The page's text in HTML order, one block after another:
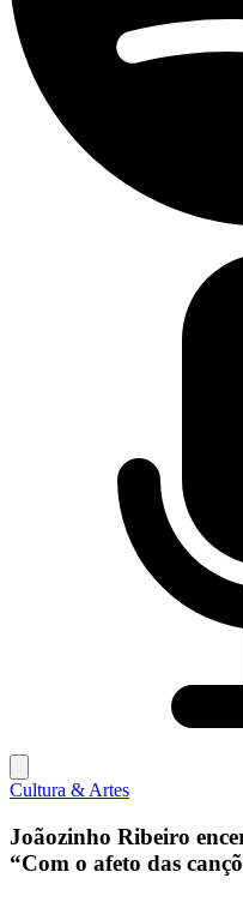
Cultura & Artes
Joãozinho Ribeiro
“Com o afeto das